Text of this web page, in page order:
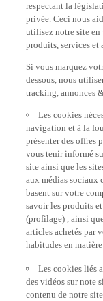
respectant la
privée. Ceci nous
utilisez notre site en
produits, services et
Si vous marquez
dessous, nous
tracking, annonces
Les cookies
navigation et à la
présenter des offres
vous tenir informé
site ainsi que les
aux médias sociaux
basent sur votre
savoir les produits
(profilage) , ainsi
articles achetés par
habitudes en
Les cookies liés
des vidéos sur note
contenu de notre